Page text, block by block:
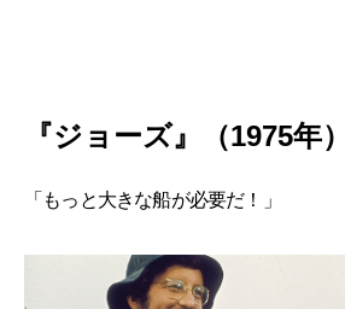
『ジョーズ』（1975年）
「もっと大きな船が必要だ！」